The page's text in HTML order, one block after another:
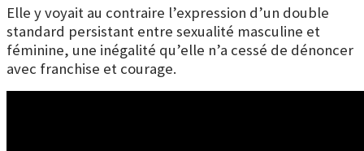
Elle y voyait au contraire l’expression d’un double
standard persistant entre sexualité masculine et
féminine, une inégalité qu’elle n’a cessé de dénoncer
avec franchise et courage.